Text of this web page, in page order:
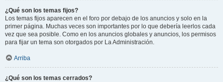
¿Qué son los temas fijos?
Los temas fijos aparecen en el foro por debajo de los anuncios y solo en la
primer página. Muchas veces son importantes por lo que debería leerlos cada
vez que sea posible. Como en los anuncios globales y anuncios, los permisos
para fijar un tema son otorgados por La Administración.
Arriba
¿Qué son los temas cerrados?